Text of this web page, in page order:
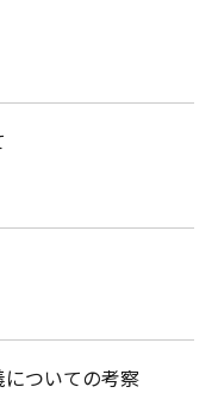
ついての考察